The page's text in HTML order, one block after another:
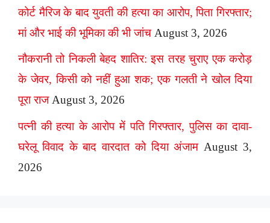
कोर्ट मैरिज के बाद युवती की हत्या का आरोप, पिता गिरफ्तार;
मां और भाई की भूमिका की भी जांच August 3, 2026
नौकरानी तो निकली बेहद शातिर: इस तरह चुराए एक करोड़
के जेवर, किसी को नहीं हुआ शक; एक गलती ने खोल दिया
पूरा राज August 3, 2026
पत्नी की हत्या के आरोप में पति गिरफ्तार, पुलिस का दावा-
घरेलू विवाद के बाद वारदात को दिया अंजाम August 3,
2026